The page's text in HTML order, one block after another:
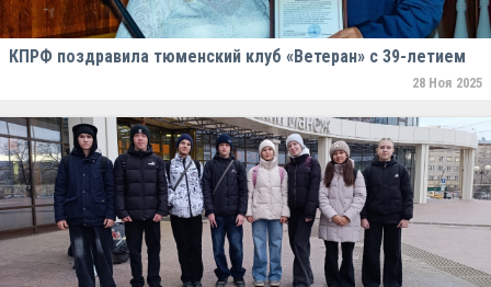
КПРФ поздравила тюменский клуб «Ветеран» с 39-летием
28 Ноя 2025